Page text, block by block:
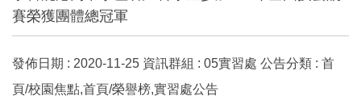
賽榮獲團體總冠軍
發佈日期 : 2020-11-25 資訊群組 : 05實習處 公告分類 : 首
頁/校園焦點,首頁/榮譽榜,實習處公告